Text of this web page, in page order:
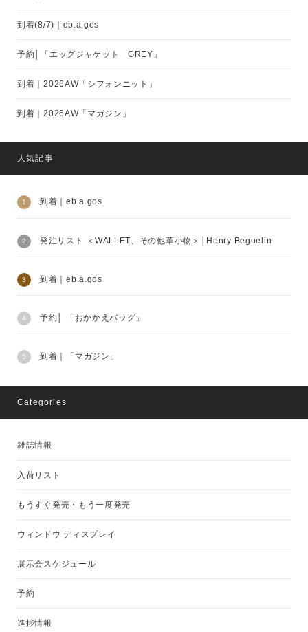
到着(8/7)｜eb.a.gos
予約│「エッグジャケット GREY」
到着｜2026AW「シフォンニット」
到着｜2026AW「マガジン」
人気記事
到着｜eb.a.gos
発注リスト ＜WALLET、その他革小物＞│Henry Beguelin
到着｜eb.a.gos
予約│ 「おかかえバッグ」
到着｜「マガジン」
Categories
雑誌情報
入荷リスト
もうすぐ発売・もう一度発売
ウィンドウ ディスプレイ
展示会スケジュール
予約
進捗情報